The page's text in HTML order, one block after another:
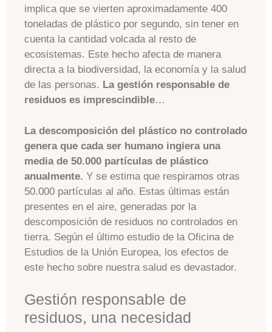
implica que se vierten aproximadamente 400
toneladas de plástico por segundo, sin tener en
cuenta la cantidad volcada al resto de
ecosistemas. Este hecho afecta de manera
directa a la biodiversidad, la economía y la salud
de las personas. La gestión responsable de
residuos es imprescindible…
La descomposición del plástico no controlado
genera que cada ser humano ingiera una
media de 50.000 partículas de plástico
anualmente. Y se estima que respiramos otras
50.000 partículas al año. Estas últimas están
presentes en el aire, generadas por la
descomposición de residuos no controlados en
tierra. Según el último estudio de la Oficina de
Estudios de la Unión Europea, los efectos de
este hecho sobre nuestra salud es devastador.
Gestión responsable de
residuos, una necesidad